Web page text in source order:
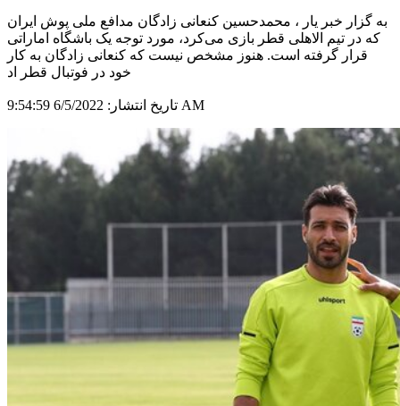
به گزار خبر یار ، محمدحسین کنعانی زادگان مدافع ملی پوش ایران
که در تیم الاهلی قطر بازی می‌کرد، مورد توجه یک باشگاه اماراتی
قرار گرفته است. هنوز مشخص نیست که کنعانی زادگان به کار
خود در فوتبال قطر اد
تاریخ انتشار: 6/5/2022 9:54:59 AM